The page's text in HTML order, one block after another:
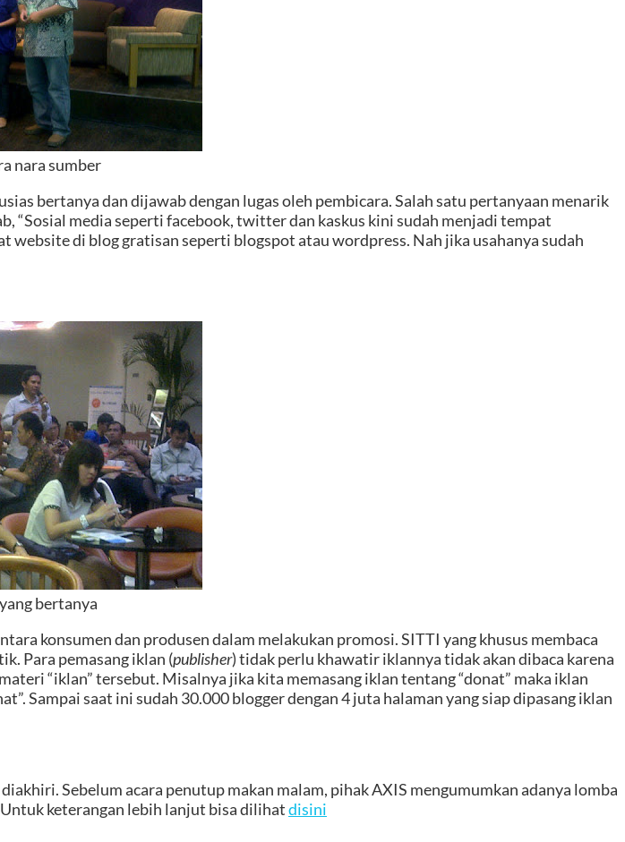
nara sumber
bertanya dan dijawab dengan lugas oleh pembicara. Salah satu pertanyaan menarik
“Sosial media seperti facebook, twitter dan kaskus kini sudah menjadi tempat
di blog gratisan seperti blogspot atau wordpress. Nah jika usahanya sudah
bertanya
konsumen dan produsen dalam melakukan promosi. SITTI yang khusus membaca
Para pemasang iklan (publisher) tidak perlu khawatir iklannya tidak akan dibaca karena
“iklan” tersebut. Misalnya jika kita memasang iklan tentang “donat” maka iklan
Sampai saat ini sudah 30.000 blogger dengan 4 juta halaman yang siap dipasang iklan
Sebelum acara penutup makan malam, pihak AXIS mengumumkan adanya lomba
keterangan lebih lanjut bisa dilihatdisini